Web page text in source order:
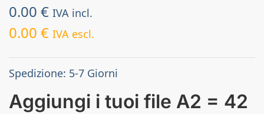
0.00 € IVA incl.
0.00 € IVA escl.
Spedizione: 5-7 Giorni
Aggiungi i tuoi file A2 = 42